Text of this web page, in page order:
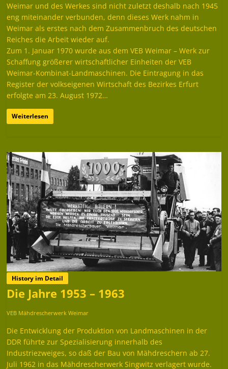
Weimar und des Werkes sind nicht zuletzt deshalb nach 1945
eng miteinander verbunden, denn dieses Werk nahm in
Weimar als erstes nach dem Zusammenbruch des deutschen
Reiches die Arbeit wieder auf.
Zum 1. Januar 1970 wurde aus dem VEB Weimar – Werk zur
Schaffung größerer wirtschaftlicher Einheiten der VEB
Weimar-Kombinat-Landmaschinen. Die Eintragung in das
Register der volkseigenen Wirtschaft des Bezirkes Erfurt
erfolgte am 23. August 1972…
Weiterlesen
History im Detail
Die Jahre 1953 – 1963
VEB Mähdrescherwerk Weimar
Die Entwicklung der Produktion von Landmaschinen in der
DDR führte zur Spezialisierung innerhalb des
Industriezweiges, so daß der Bau von Mähdreschern ab 27.
Juli 1962 in das Mähdrescherwerk Singwitz verlagert wurde.